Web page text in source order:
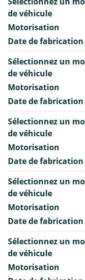
de véhicule
Motorisation
Date de fabrication
Sélectionnez un
de véhicule
Motorisation
Date de fabrication
Sélectionnez un
de véhicule
Motorisation
Date de fabrication
Sélectionnez un
de véhicule
Motorisation
Date de fabrication
Sélectionnez un
de véhicule
Motorisation